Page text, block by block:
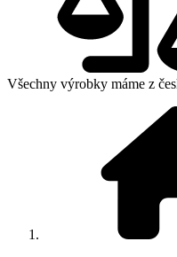
Všechny výrobky máme z